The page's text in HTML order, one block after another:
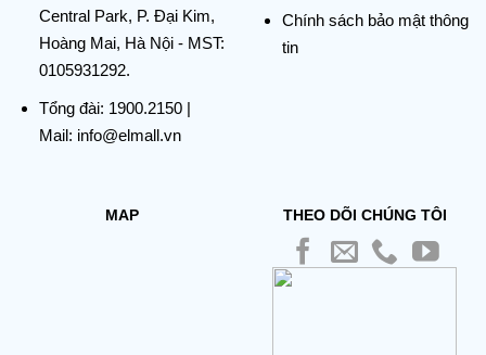
Central Park, P. Đại Kim,
Hoàng Mai, Hà Nội - MST:
0105931292.
Tổng đài: 1900.2150|
Mail: info@elmall.vn
Chính sách bảo mật thông
tin
MAP THEO DÕI CHÚNG TÔI